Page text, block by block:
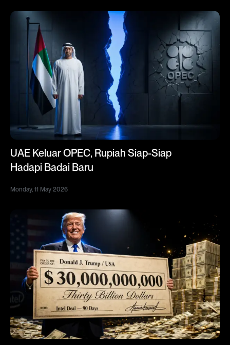
UAE Keluar OPEC, Rupiah Siap-Siap
Hadapi Badai Baru
Monday, 11 May 2026